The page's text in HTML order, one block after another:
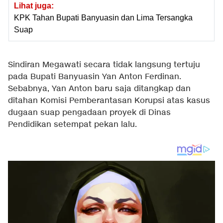
Lihat juga:
KPK Tahan Bupati Banyuasin dan Lima Tersangka
Suap
Sindiran Megawati secara tidak langsung tertuju
pada Bupati Banyuasin Yan Anton Ferdinan.
Sebabnya, Yan Anton baru saja ditangkap dan
ditahan Komisi Pemberantasan Korupsi atas kasus
dugaan suap pengadaan proyek di Dinas
Pendidikan setempat pekan lalu.